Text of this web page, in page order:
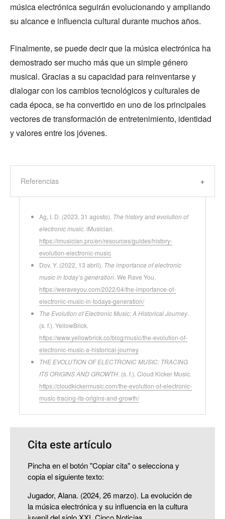
música electrónica seguirán evolucionando y ampliando
su alcance e influencia cultural durante muchos años.
Finalmente, se puede decir que la música electrónica ha
demostrado ser mucho más que un simple género
musical. Gracias a su capacidad para reinventarse y
dialogar con los cambios tecnológicos y culturales de
cada época, se ha convertido en uno de los principales
vectores de transformación de entretenimiento, identidad
y valores entre los jóvenes.
Referencias
Ag, I. D. (2023, 31 agosto). The history and evolution of
electronic music . iMusician.
https://imusician.pro/en/resources/guides/history-
evolution-electronic-music
Dov, Y. (2022, 13 abril). The importance of electronic
music in today’s generation . We Rave You.
https://weraveyou.com/2022/04/the-importance-of-
electronic-music-in-todays-generation/
The Evolution of Electronic Music: A Historical Journey
(s. f.). YellowBrick.
https://www.yellowbrick.co/blog/music/the-evolution-of-
electronic-music-a-historical-journey
THE EVOLUTION OF ELECTRONIC MUSIC: TRACING
ITS ORIGINS AND GROWTH . (s. f.). Cloud Kicker Music.
https://cloudkickermusic.com/the-evolution-of-electronic-
music-tracing-its-origins-and-growth/
Cita este artículo
Pincha en el botón "Copiar cita" o selecciona y
copia el siguiente texto:
Jugador, Alana. (2024, 26 marzo). La evolución de
la música electrónica y su influencia en la cultura